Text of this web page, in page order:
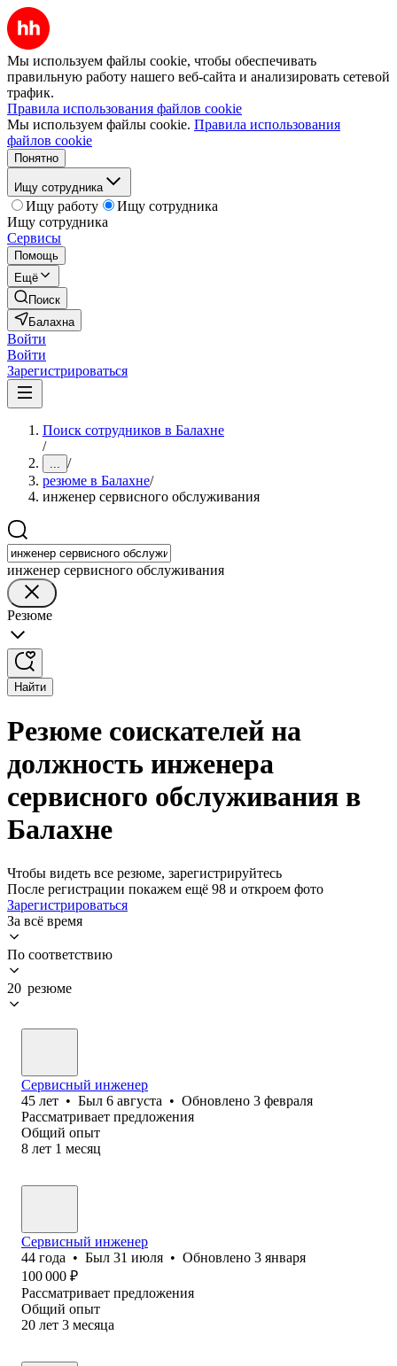
Мы используем файлы cookie, чтобы обеспечивать
правильную работу нашего веб-сайта и анализировать сетевой
трафик.
Правила использования файлов cookie
Мы используем файлы cookie. Правила использования
файлов cookie
Понятно
Ищу сотрудника
Ищу работу
Ищу сотрудника
Ищу сотрудника
Сервисы
Помощь
Ещё
Поиск
Балахна
Войти
Войти
Зарегистрироваться
Поиск сотрудников в Балахне
/
... /
резюме в Балахне/
инженер сервисного обслуживания
инженер сервисного обслуживания
Резюме
Найти
Резюме соискателей на
должность инженера
сервисного обслуживания в
Балахне
Чтобы видеть все резюме, зарегистрируйтесь
После регистрации покажем ещё 98 и откроем фото
Зарегистрироваться
За всё время
По соответствию
20 резюме
Сервисный инженер
45 лет • Был 6 августа • Обновлено 3 февраля
Рассматривает предложения
Общий опыт
8 лет 1 месяц
Сервисный инженер
44 года • Был 31 июля • Обновлено 3 января
100 000 ₽
Рассматривает предложения
Общий опыт
20 лет 3 месяца